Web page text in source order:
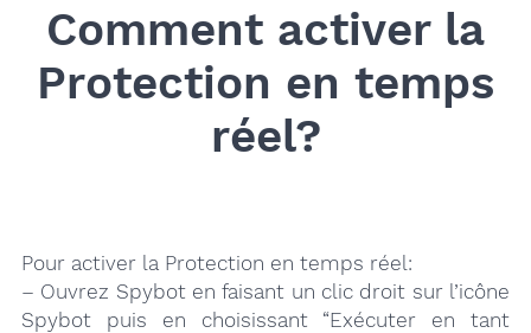
Comment activer la
Protection en temps
réel?
Pour activer la Protection en temps réel:
– Ouvrez Spybot en faisant un clic droit sur l’icône
Spybot puis en choisissant “Exécuter en tant